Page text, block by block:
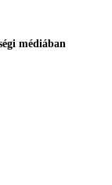
médiában